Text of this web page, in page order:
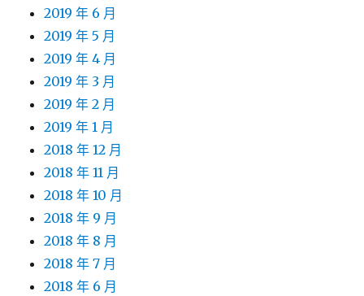
2019 年 6 月
2019 年 5 月
2019 年 4 月
2019 年 3 月
2019 年 2 月
2019 年 1 月
2018 年 12 月
2018 年 11 月
2018 年 10 月
2018 年 9 月
2018 年 8 月
2018 年 7 月
2018 年 6 月